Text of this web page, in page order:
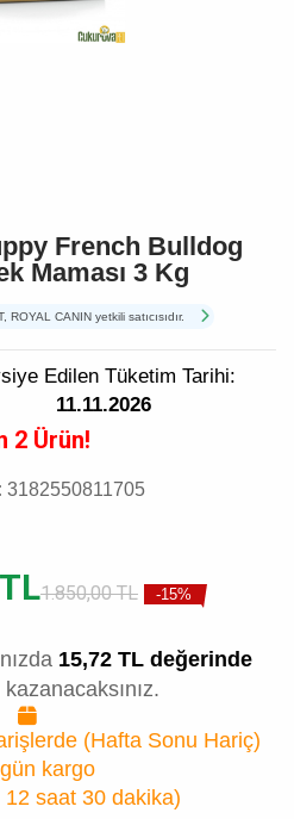
French Bulldog
Maması 3 Kg
ROYAL CANIN yetkili satıcısıdır.
Edilen Tüketim Tarihi:
11.11.2026
2 Ürün!
3182550811705
1.850,00 TL -15%
15,72 TL değerinde
kazanacaksınız.
(Hafta Sonu Hariç)
kargo
12 saat 30 dakika)